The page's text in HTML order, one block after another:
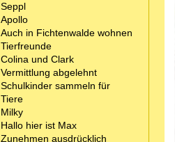
Seppl
Apollo
Auch in Fichtenwalde wohnen
Tierfreunde
Colina und Clark
Vermittlung abgelehnt
Schulkinder sammeln für
Tiere
Milky
Hallo hier ist Max
Zunehmen ausdrücklich